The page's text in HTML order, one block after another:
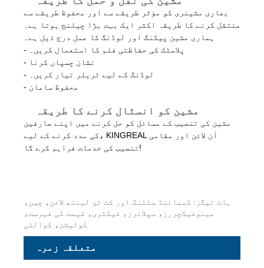
بھاری مشینری کو مؤثر طریقے سے اور محفوظ طریقے سے
منتقل کرنے کا طریقہ اکثر ایک بہت بڑا چیلنج ہوتا ہے۔
ہماری مشین پیکنگ اور لوڈنگ کا عمل درج ذیل ہے۔
- پلاسٹک کی حفاظتی فلم کا استعمال کریں۔
- نشان چسپاں کرنا
- لوڈنگ کے لیے ٹریلر تیار کریں۔
- محفوظ سامان
مشین کو انسٹال کرنے کا طریقہ
مشین کی تنصیب کے مسائل کو حل کرنے میں اپنے صارفین
کی مدد کرنے کے لیے، KINGREAL آن لائن اور مقامی
تنصیب کی خدمات فراہم کرے گا!
ہاٹ ٹیگز: کمبائنڈ سلٹنگ اور کٹ ٹو لینتھ لائن، چین،
مینوفیکچررز، سپلائرز، فیکٹری، قیمت کی فہرست،
کوٹیشن، کوالٹی
متعلقہ زمرہ